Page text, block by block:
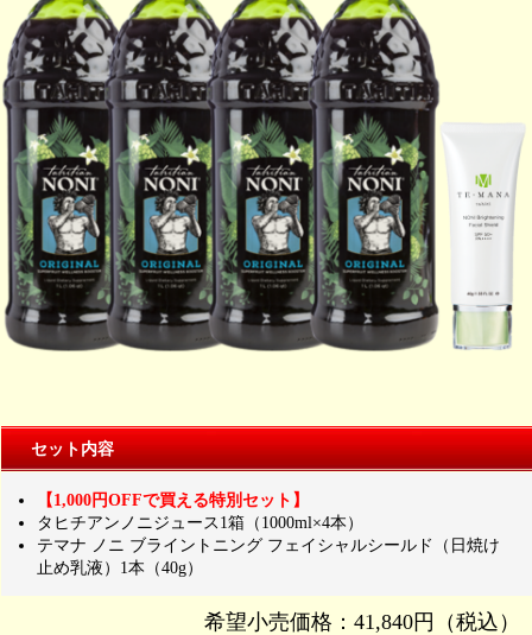
セット内容
【1,000円OFFで買える特別セット】
タヒチアンノニジュース1箱（1000ml×4本）
テマナ ノニ ブライントニング フェイシャルシールド（日焼け
止め乳液）1本（40g）
希望小売価格：41,840円（税込）